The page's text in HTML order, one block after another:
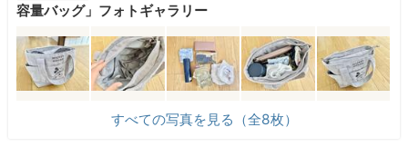
容量バッグ」フォトギャラリー
すべての写真を見る（全8枚）